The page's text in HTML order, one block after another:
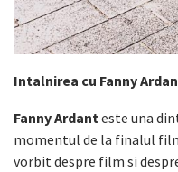
Intalnirea cu Fanny
Fanny Ardant este una
momentul de la finalul
vorbit despre film si